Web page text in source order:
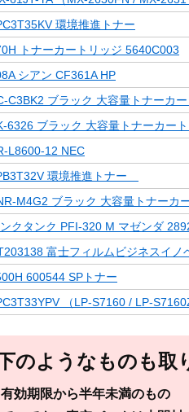
環境推進トナー
トナーカートリッジ 5640C003
シアン CF361A HP
C3BK2 ブラック 大容量トナーカ
6326 ブラック 大容量トナーカー
L8600-12 NEC
環境推進トナー
M4G2 ブラック 大容量トナーカ
クタンク PFI-320 M マゼンダ
富士フィルムビジネスイノ
600544 SPトナー
（LP-S7160 / LP-
のようなものも取
効期限から半年未満のもの